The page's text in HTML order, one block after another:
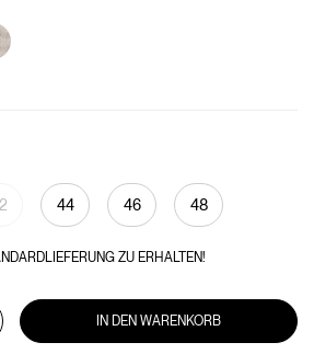
44 46 48
ZU ERHALTEN!
IN DEN WARENKORB